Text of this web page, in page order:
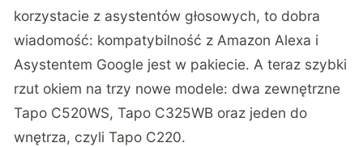
korzystacie z asystentów głosowych, to dobra
wiadomość: kompatybilność z Amazon Alexa i
Asystentem Google jest w pakiecie. A teraz szybki
rzut okiem na trzy nowe modele: dwa zewnętrzne
Tapo C520WS, Tapo C325WB oraz jeden do
wnętrza, czyli Tapo C220.